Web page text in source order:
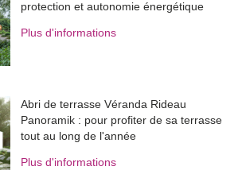
protection et autonomie énergétique
Plus d'informations
Abri de terrasse Véranda Rideau
Panoramik : pour profiter de sa terrasse
tout au long de l'année
Plus d'informations